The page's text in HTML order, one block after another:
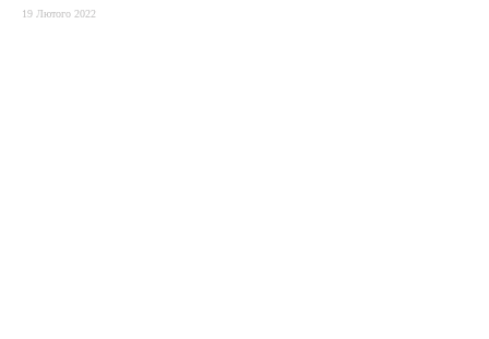
19 Лютого 2022